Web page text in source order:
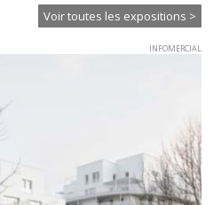
Voir toutes les expositions >
INFOMERCIAL